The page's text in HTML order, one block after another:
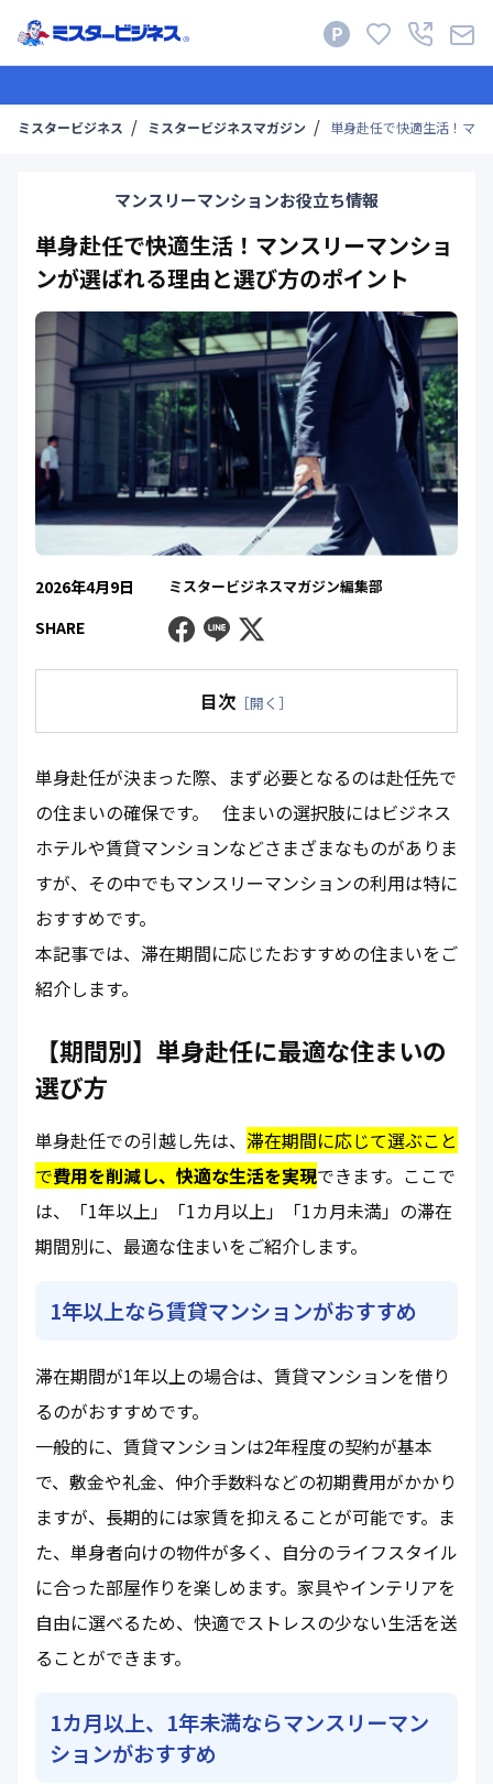
ミスタービジネス ミスタービジネスマガジン 単身赴任で快適生活！マ
マンスリーマンションお役立ち情報
単身赴任で快適生活！マンスリーマンショ
ンが選ばれる理由と選び方のポイント
2026年4月9日 ミスタービジネスマガジン編集部
SHARE Facebook
Line Twitter
目次 ［開く］
単身赴任が決まった際、まず必要となるのは赴任先で
の住まいの確保です。 住まいの選択肢にはビジネス
ホテルや賃貸マンションなどさまざまなものがありま
すが、その中でもマンスリーマンションの利用は特に
おすすめです。
本記事では、滞在期間に応じたおすすめの住まいをご
紹介します。
【期間別】単身赴任に最適な住まいの
選び方
単身赴任での引越し先は、 滞在期間に応じて選ぶこと
で費用を削減し、快適な生活を実現できます。ここで
は、「1年以上」「1カ月以上」「1カ月未満」の滞在
期間別に、最適な住まいをご紹介します。
1年以上なら賃貸マンションがおすすめ
滞在期間が1年以上の場合は、賃貸マンションを借り
るのがおすすめです。
一般的に、賃貸マンションは2年程度の契約が基本
で、敷金や礼金、仲介手数料などの初期費用がかかり
ますが、長期的には家賃を抑えることが可能です。ま
た、単身者向けの物件が多く、自分のライフスタイル
に合った部屋作りを楽しめます。家具やインテリアを
自由に選べるため、快適でストレスの少ない生活を送
ることができます。
1カ月以上、1年未満ならマンスリーマン
ションがおすすめ